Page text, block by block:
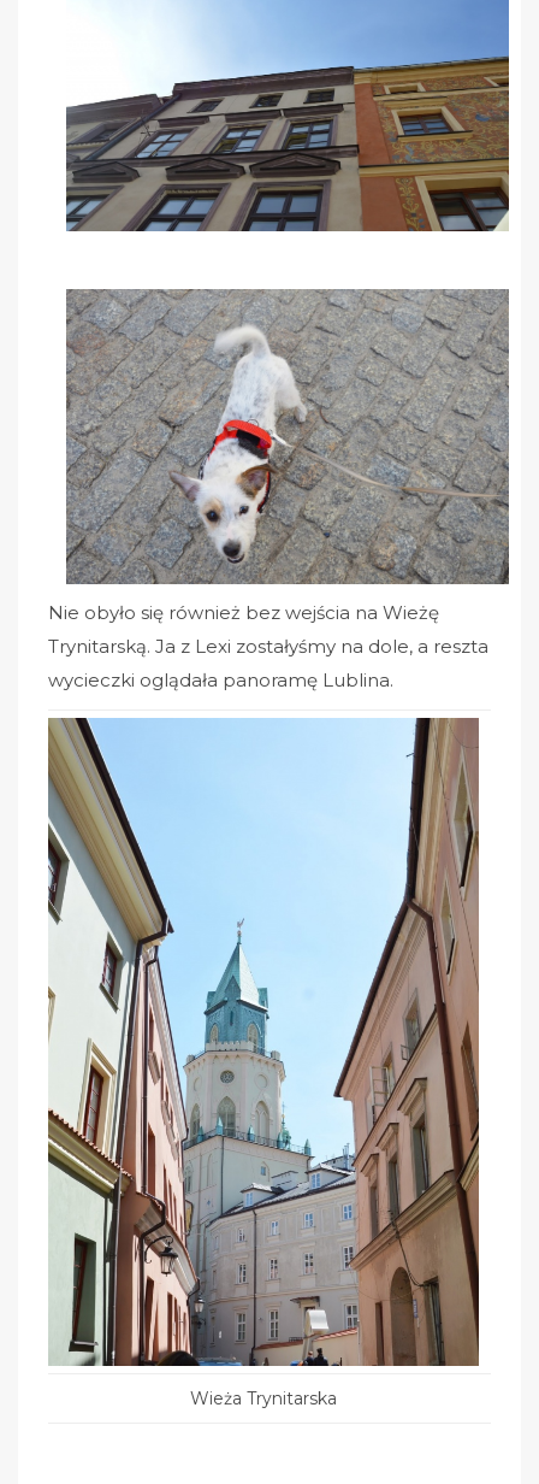
Nie obyło się również bez wejścia na Wieżę
Trynitarską. Ja z Lexi zostałyśmy na dole, a reszta
wycieczki oglądała panoramę Lublina.
Wieża Trynitarska